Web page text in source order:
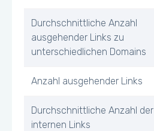
Durchschnittliche Anzahl
ausgehender Links zu
unterschiedlichen Domains
Anzahl ausgehender Links
Durchschnittliche Anzahl der
internen Links